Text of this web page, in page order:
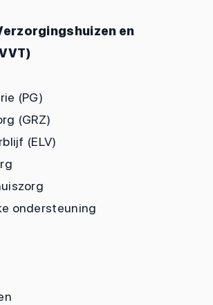
en
(PG)
(GRZ)
(ELV)
ondersteuning